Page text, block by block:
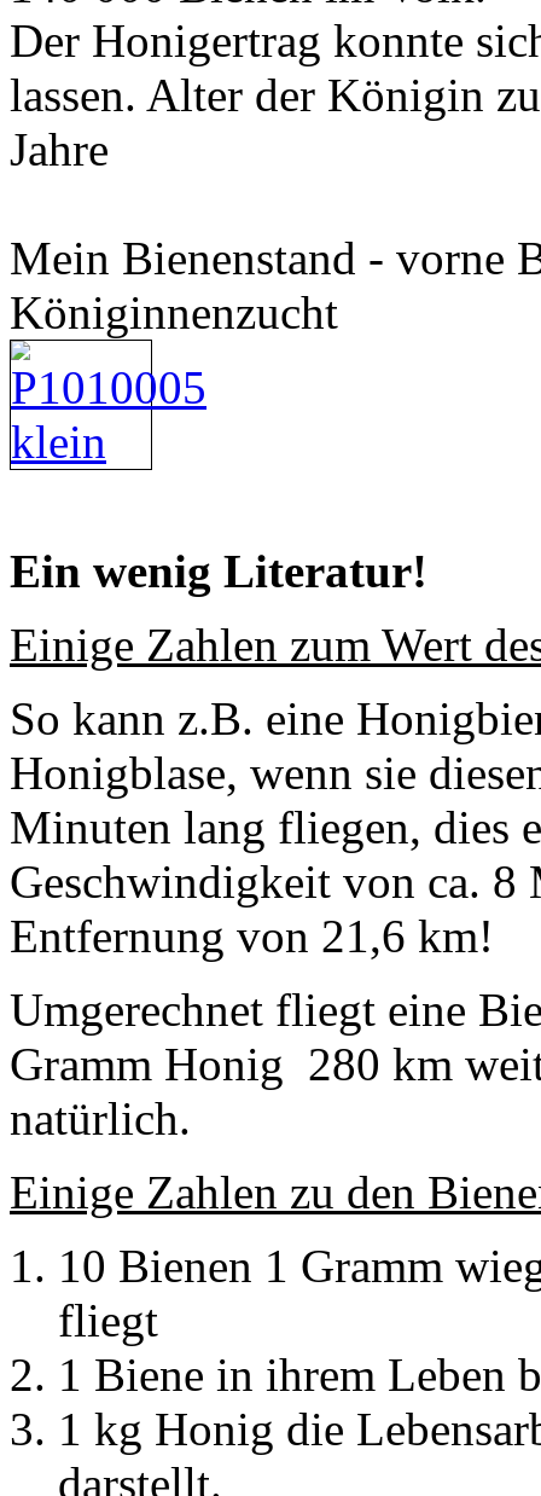
Der Honigertrag konnte
lassen. Alter der Königin
Jahre
Mein Bienenstand - vorne
Königinnenzucht
Ein wenig Literatur!
Einige Zahlen zum Wert
So kann z.B. eine
Honigblase, wenn sie
Minuten lang fliegen, dies
Geschwindigkeit von ca. 8
Entfernung von 21,6 km!
Umgerechnet fliegt eine
Gramm Honig 280 km
natürlich.
Einige Zahlen zu den
10 Bienen 1 Gramm
fliegt
1 Biene in ihrem Leben
1 kg Honig die
darstellt.